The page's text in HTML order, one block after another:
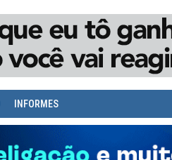
INFORMES